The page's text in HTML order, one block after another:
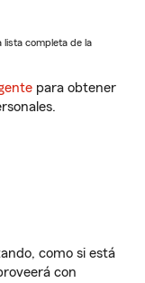
lista completa de la
para obtener
como si está
con